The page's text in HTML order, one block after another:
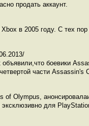
продать аккаунт.
в 2005 году. С тех
боевики
части Assassin's
of Olympus,
для